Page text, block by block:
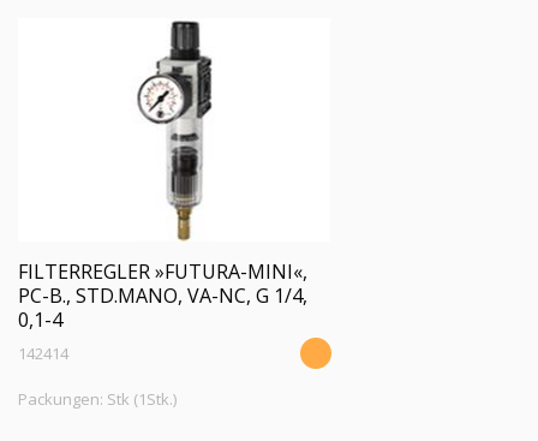
FILTERREGLER »FUTURA-MINI«,
PC-B., STD.MANO, VA-NC, G 1/4,
0,1-4
142414
Packungen: Stk (1Stk.)